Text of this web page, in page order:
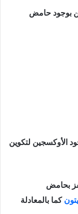
بوجود حامض
الأوكسجين لتكوين
بحامض
كما بالمعادلة